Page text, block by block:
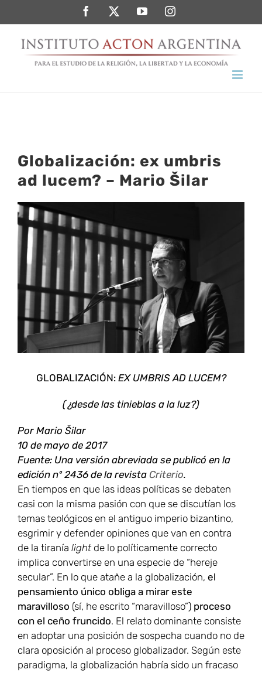
al
contenido
FacebookTwitterYouTubeInstagram
Globalización: ex umbris
ad lucem? – Mario Šilar
Ver
imagen
más
grande
GLOBALIZACIÓN: EX UMBRIS AD LUCEM?
(¿desde las tinieblas a la luz?)
Por Mario Šilar
10 de mayo de 2017
Fuente: Una versión abreviada se publicó en la
edición nº 2436 de la revista Criterio.
En tiempos en que las ideas políticas se debaten
casi con la misma pasión con que se discutían los
temas teológicos en el antiguo imperio bizantino,
esgrimir y defender opiniones que van en contra
de la tiranía lightde lo políticamente correcto
implica convertirse en una especie de “hereje
secular”. En lo que atañe a la globalización, el
pensamiento único obliga a mirar este
maravilloso (sí, he escrito “maravilloso”) proceso
con el ceño fruncido. El relato dominante consiste
en adoptar una posición de sospecha cuando no de
clara oposición al proceso globalizador. Según este
paradigma, la globalización habría sido un fracaso